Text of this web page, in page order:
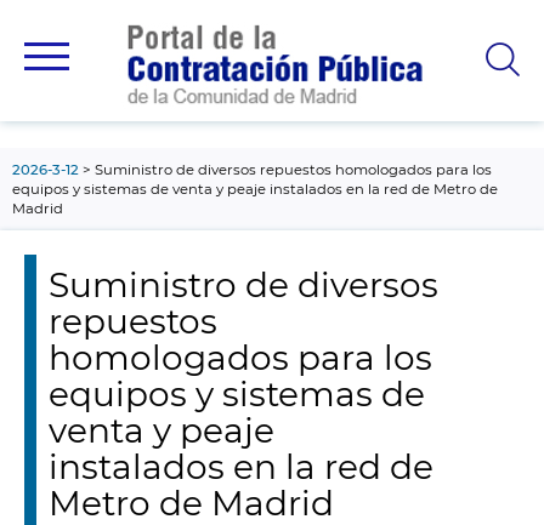
principal
2026-3-12
Suministro de diversos repuestos homologados para los
equipos y sistemas de venta y peaje instalados en la red de Metro de
Madrid
Suministro de diversos
repuestos
homologados para los
equipos y sistemas de
venta y peaje
instalados en la red de
Metro de Madrid